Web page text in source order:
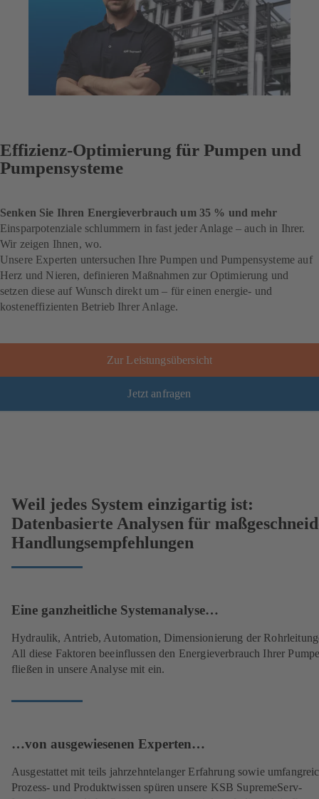
Effizienz-Optimierung für Pumpen und
Pumpensysteme
Senken Sie Ihren Energieverbrauch um 35 % und mehr
Einsparpotenziale schlummern in fast jeder Anlage – auch in Ihrer.
Wir zeigen Ihnen, wo.
Unsere Experten untersuchen Ihre Pumpen und Pumpensysteme auf
Herz und Nieren, definieren Maßnahmen zur Optimierung und
setzen diese auf Wunsch direkt um – für einen energie- und
kosteneffizienten Betrieb Ihrer Anlage.
Zur Leistungsübersicht
Jetzt anfragen
Weil jedes System einzigartig ist:
Datenbasierte Analysen für
Handlungsempfehlungen
Eine ganzheitliche Systemanalyse…
Hydraulik, Antrieb, Automation, Dimensionierung der
All diese Faktoren beeinflussen den Energieverbrauch Ihrer
fließen in unsere Analyse mit ein.
…von ausgewiesenen Experten…
Ausgestattet mit teils jahrzehntelanger Erfahrung sowie
Prozess- und Produktwissen spüren unsere KSB SupremeServ-